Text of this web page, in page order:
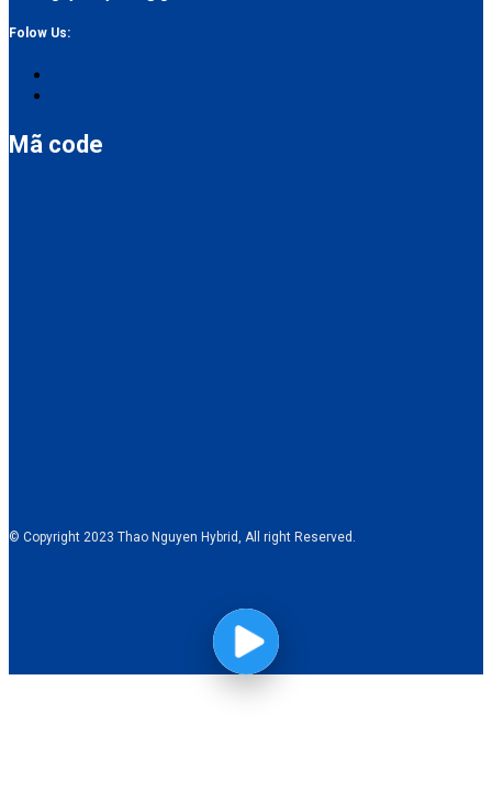
Folow Us:
Mã code
© Copyright 2023 Thao Nguyen Hybrid, All right Reserved.